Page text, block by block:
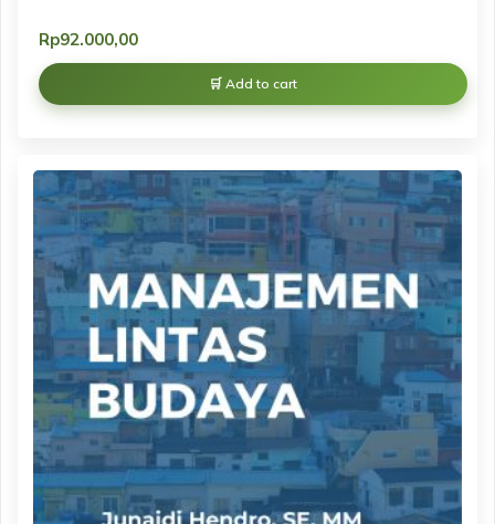
Rp92.000,00
Add to cart